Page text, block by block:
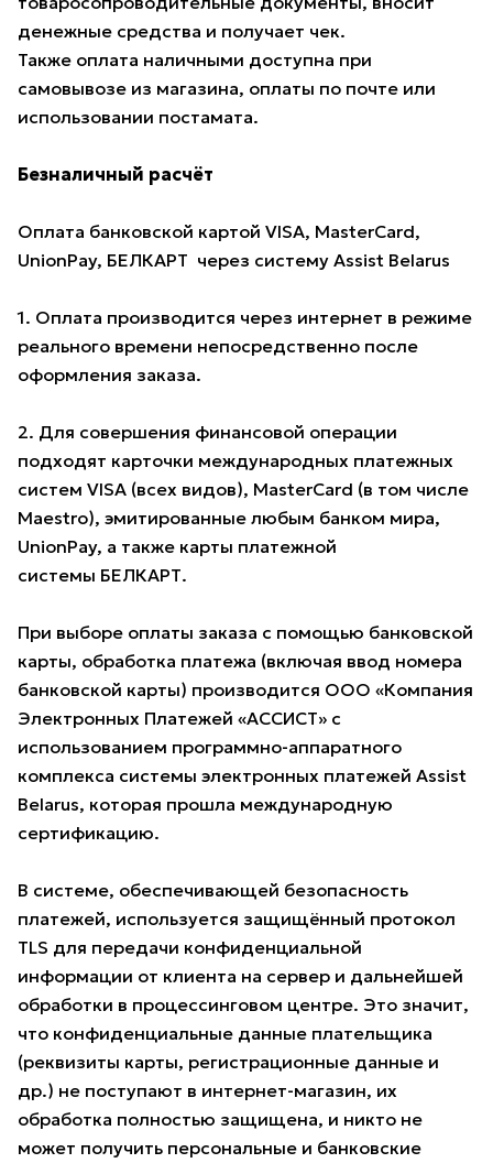
денежные средства и получает чек.
Также оплата наличными доступна при
самовывозе из магазина, оплаты по почте или
использовании постамата.
Безналичный расчёт
Оплата банковской картой VISA, MasterCard,
UnionPay, БЕЛКАРТ через систему Assist Belarus
1. Оплата производится через интернет в режиме
реального времени непосредственно после
оформления заказа.
2. Для совершения финансовой операции
подходят карточки международных платежных
систем VISA (всех видов), MasterCard (в том числе
Maestro), эмитированные любым банком мира,
UnionPay, а также карты платежной
системы БЕЛКАРТ.
При выборе оплаты заказа с помощью банковской
карты, обработка платежа (включая ввод номера
банковской карты) производится ООО «Компания
Электронных Платежей «АССИСТ» с
использованием программно-аппаратного
комплекса системы электронных платежей Assist
Belarus, которая прошла международную
сертификацию.
В системе, обеспечивающей безопасность
платежей, используется защищённый протокол
TLS для передачи конфиденциальной
информации от клиента на сервер и дальнейшей
обработки в процессинговом центре. Это значит,
что конфиденциальные данные плательщика
(реквизиты карты, регистрационные данные и
др.) не поступают в интернет-магазин, их
обработка полностью защищена, и никто не
может получить персональные и банковские